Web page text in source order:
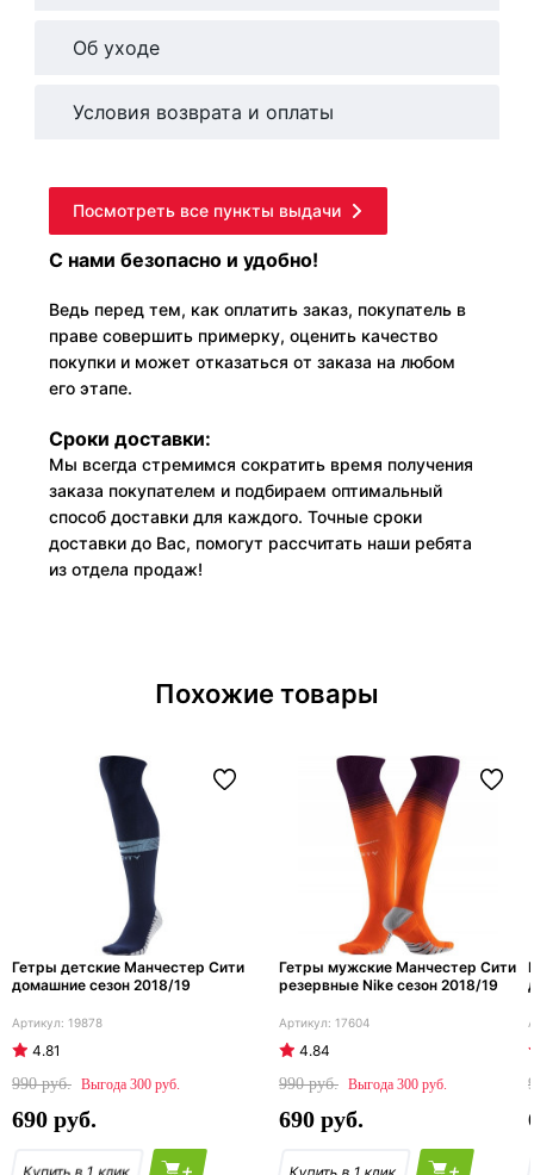
Об уходе
Условия возврата и оплаты
Посмотреть все пункты выдачи
С нами безопасно и удобно!
Ведь перед тем, как оплатить заказ, покупатель в
праве совершить примерку, оценить качество
покупки и может отказаться от заказа на любом
его этапе.
Сроки доставки:
Мы всегда стремимся сократить время получения
заказа покупателем и подбираем оптимальный
способ доставки для каждого. Точные сроки
доставки до Вас, помогут рассчитать наши ребята
из отдела продаж!
Похожие товары
Гетры детские Манчестер Сити
домашние сезон 2018/19
19878
4.81
990
300
690
+
Гетры мужские Манчестер Сити
резервные Nike сезон 2018/19
17604
4.84
990
300
690
+